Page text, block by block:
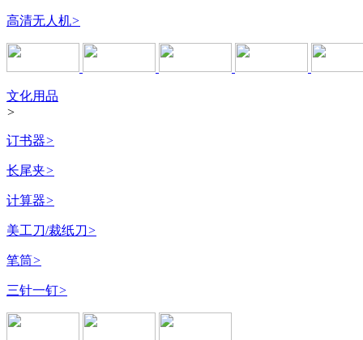
高清无人机>
文化用品
>
订书器>
长尾夹>
计算器>
美工刀/裁纸刀>
笔筒>
三针一钉>